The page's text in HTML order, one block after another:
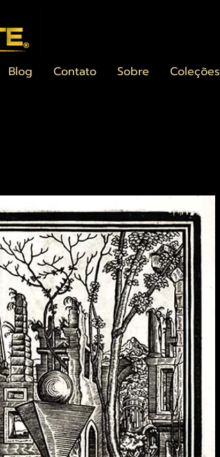
Blog Contato Sobre Coleções